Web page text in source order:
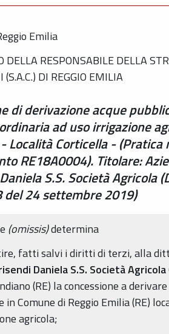
Emilia
DELLA RESPONSABILE DELLA
(S.A.C.) DI REGGIO EMILIA
di derivazione acque
ad uso irrigazione
- Località Corticella -
RE18A0004). Titolare:
S.S. Società Agricola
24 settembre 2019)
(omissis)determina
fatti salvi i diritti di terzi, alla
Daniela S.S. Società Agricola
(RE) la concessione a
Comune di Reggio Emilia (RE)
agricola;